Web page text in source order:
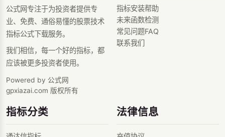
公式网专注于为投资者提供专
业、免费、通俗易懂的股票技术
指标公式下载服务。
我们相信，每一个好的指标，都
应该被更多投资者使用。
Powered by 公式网
gpxiazai.com 版权所有
指标安装帮助
未来函数检测
常见问题FAQ
联系我们
指标分类 法律信息